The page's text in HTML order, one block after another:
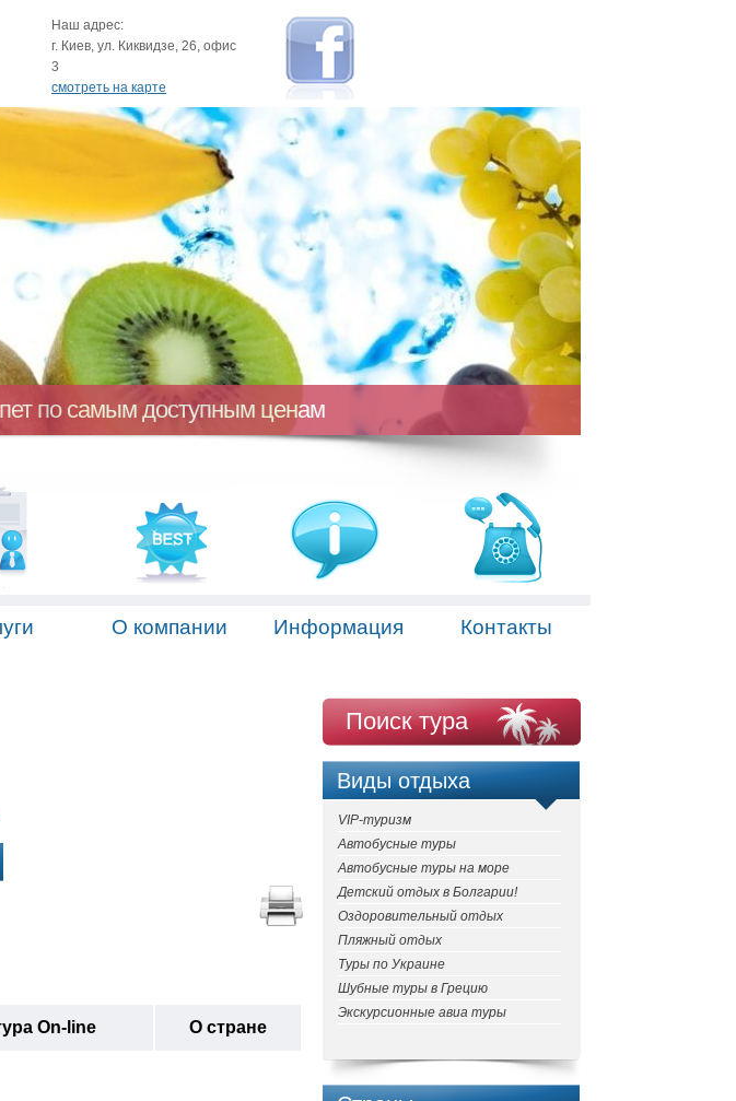
Наш адрес:
г. Киев, ул. Киквидзе, 26, офис
3
смотреть на карте
по самым доступным ценам
О компании Информация Контакты
On-line О стране
Поиск тура
Виды отдыха
VIP-туризм
Автобусные туры
Автобусные туры на море
Детский отдых в Болгарии!
Оздоровительный отдых
Пляжный отдых
Туры по Украине
Шубные туры в Грецию
Экскурсионные авиа туры